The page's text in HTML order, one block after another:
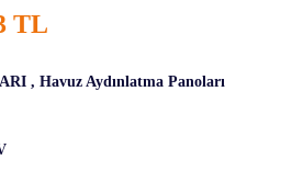
TL
, Havuz Aydınlatma Panoları